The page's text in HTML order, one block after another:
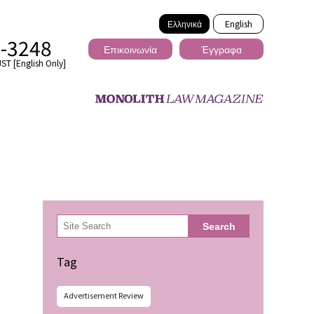
Ελληνικά English
3248
[English Only]
Επικοινωνία Έγγραφα
検
索 Search
Tag
Advertisement Review